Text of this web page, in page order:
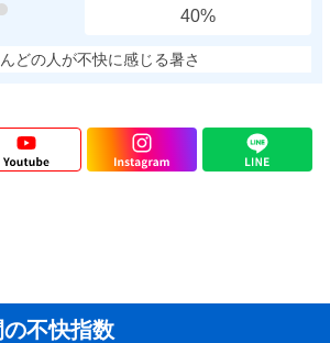
40%
どの人が不快に感じる暑さ
不快指数